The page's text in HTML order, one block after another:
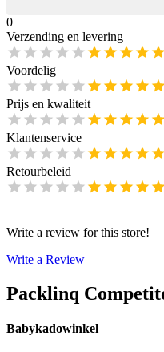
0
Verzending en levering
Voordelig
Prijs en kwaliteit
Klantenservice
Retourbeleid
Write a review for this store!
Write a Review
Packlinq
Babykadowinkel